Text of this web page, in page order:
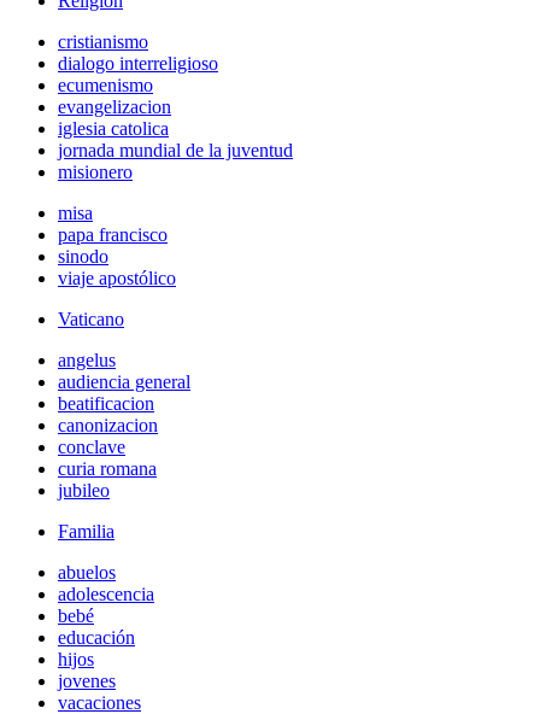
cristianismo
dialogo interreligioso
ecumenismo
evangelizacion
iglesia catolica
jornada mundial de la juventud
misionero
misa
papa francisco
sinodo
viaje apostólico
Vaticano
angelus
audiencia general
beatificacion
canonizacion
conclave
curia romana
jubileo
Familia
abuelos
adolescencia
bebé
educación
hijos
jovenes
vacaciones